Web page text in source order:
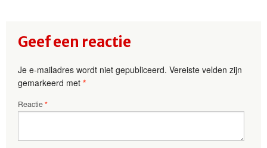
Geef een reactie
Je e-mailadres wordt niet gepubliceerd. Vereiste velden zijn
gemarkeerd met *
Reactie*